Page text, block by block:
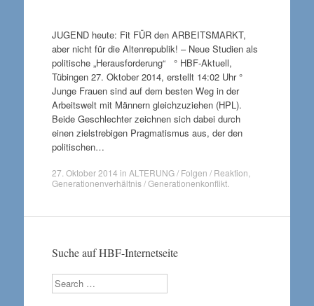
JUGEND heute: Fit FÜR den ARBEITSMARKT,
aber nicht für die Altenrepublik! – Neue Studien als
politische „Herausforderung“ ° HBF-Aktuell,
Tübingen 27. Oktober 2014, erstellt 14:02 Uhr °
Junge Frauen sind auf dem besten Weg in der
Arbeitswelt mit Männern gleichzuziehen (HPL).
Beide Geschlechter zeichnen sich dabei durch
einen zielstrebigen Pragmatismus aus, der den
politischen…
27. Oktober 2014 in ALTERUNG / Folgen / Reaktion
Generationenverhältnis / Generationenkonflikt.
Suche auf HBF-Internetseite
Search